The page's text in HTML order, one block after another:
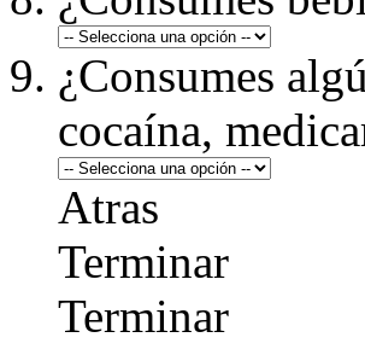
¿Consumes
cocaína,
Atras
Terminar
Terminar